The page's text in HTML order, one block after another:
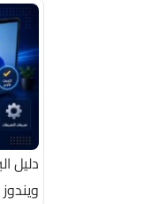
دليل
ويندوز